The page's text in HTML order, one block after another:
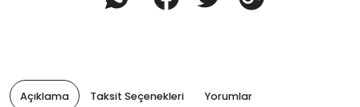
Açıklama Taksit Seçenekleri Yorumlar